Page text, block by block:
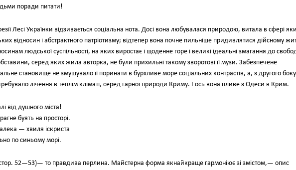
поради питати!
Лесі Українки відзивається соціальна нота. Досі вона любувалася природою, витала в сфері
відносин і абстрактного патріотизму; відтепер вона почне пильніше придивлятися дійсному
людської суспільності, на яких виростає і щоденне горе і великі ідеальні змагання до
серед яких жила авторка, не були прихильні такому зворотові її музи. Забезпечене
становище не змушувало її поринати в бурхливе море соціальних контрастів, а, з другого
лічення в теплім кліматі, серед гарної природи Криму. І ось вона пливе з Одеси в Крим.
від душного міста!
буять на просторі.
— хвиля іскриста
по синьому морі.
стор. 52—53)— то правдива перлина. Майстерна форма якнайкраще гармоніює зі змістом,— опис